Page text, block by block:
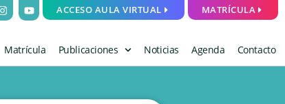
ACCESO AULA VIRTUAL MATRÍCULA
Matrícula Publicaciones Noticias Agenda Contacto